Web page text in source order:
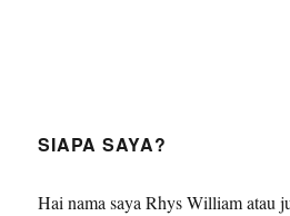
SIAPA SAYA?
Hai nama saya Rhys William atau